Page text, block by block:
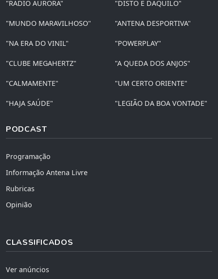
"RÁDIO AURORA" "DISTO E DAQUILO"
"MUNDO MARAVILHOSO" "ANTENA DESPORTIVA"
"NA ERA DO VINIL" "POWERPLAY"
"CLUBE MEGAHERTZ" "A QUEDA DOS ANJOS"
"CALMAMENTE" "UM CERTO ORIENTE"
"HAJA SAÚDE" "LEGIÃO DA BOA VONTADE"
PODCAST
Programação
Informação Antena Livre
Rubricas
Opinião
CLASSIFICADOS
Ver anúncios